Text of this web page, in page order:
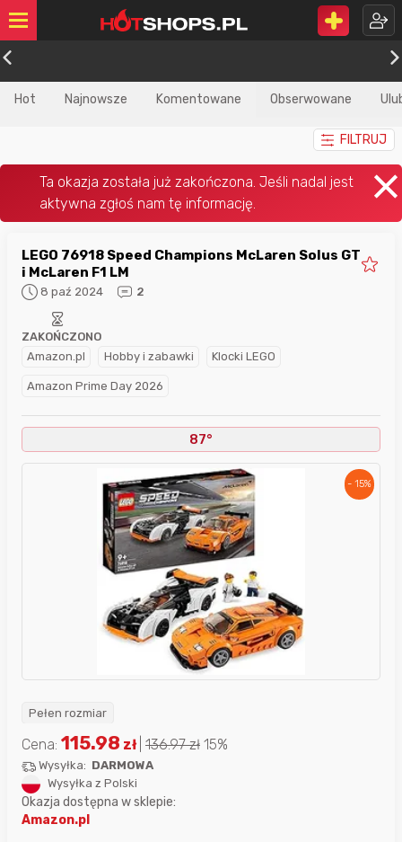
Hot Najnowsze Komentowane Obserwowane
FILTRUJ
LEGO 76918 Speed Champions McLaren Solus GT
i McLaren F1 LM
8 paź 2024 2
Amazon.pl Hobby i zabawki Klocki LEGO
Amazon Prime Day 2026
ZAKOŃCZONO
87°
- 15%
Pełen rozmiar
Cena: 115.98 zł 136.97zł 15%
Wysyłka: DARMOWA
Wysyłka z Polski
Okazja dostępna w sklepie:
Amazon.pl